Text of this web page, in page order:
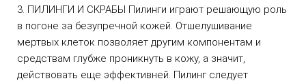
3. ПИЛИНГИ И СКРАБЫ Пилинги играют решающую роль
в погоне за безупречной кожей. Отшелушивание
мертвых клеток позволяет другим компонентам и
средствам глубже проникнуть в кожу, а значит,
действовать еще эффективней. Пилинг следует